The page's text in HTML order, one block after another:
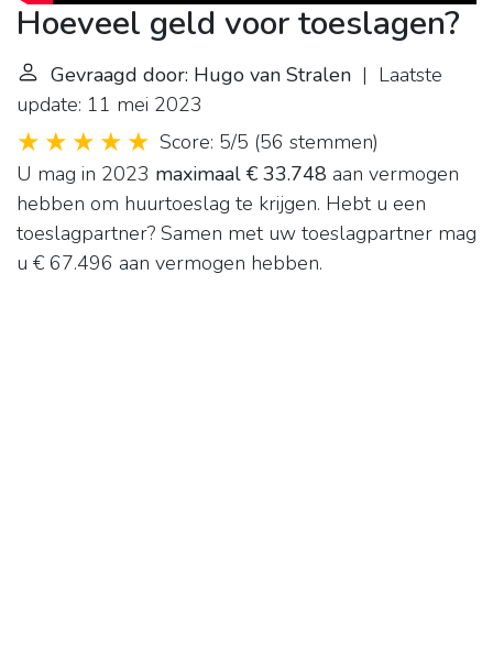
Hoeveel geld voor toeslagen?
Gevraagd door: Hugo van Stralen | Laatste
update: 11 mei 2023
Score: 5/5 (56 stemmen)
U mag in 2023 maximaal € 33.748 aan vermogen
hebben om huurtoeslag te krijgen. Hebt u een
toeslagpartner? Samen met uw toeslagpartner mag
u € 67.496 aan vermogen hebben.